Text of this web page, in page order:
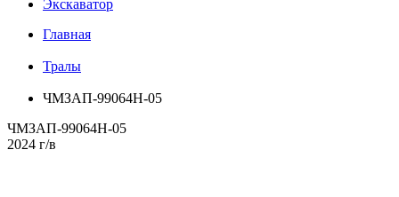
Экскаватор
Главная
Тралы
ЧМЗАП-99064H-05
ЧМЗАП-99064H-05
2024 г/в